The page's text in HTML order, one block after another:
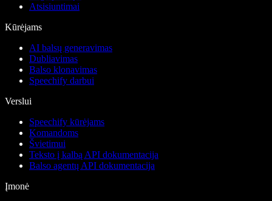
Atsisiuntimai
Kūrėjams
AI balsų generavimas
Dubliavimas
Balso klonavimas
Speechify darbui
Verslui
Speechify kūrėjams
Komandoms
Švietimui
Teksto į kalbą API dokumentacija
Balso agentų API dokumentacija
Įmonė